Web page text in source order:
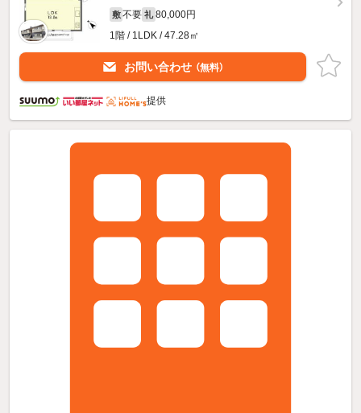
敷 不要 礼 80,000円
1階 / 1LDK / 47.28㎡
お問い合わせ （無料）
提供